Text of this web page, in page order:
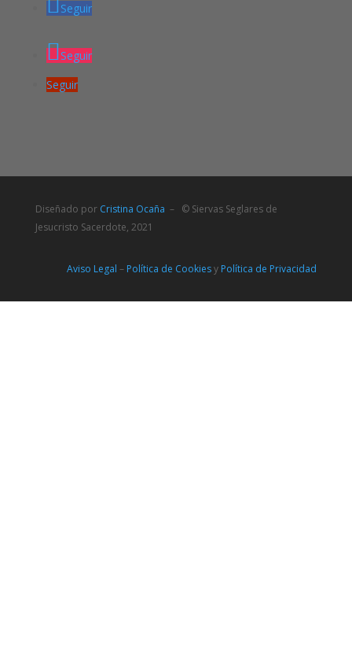
Seguir
Seguir
Seguir
Diseñado por Cristina Ocaña – © Siervas Seglares de
Jesucristo Sacerdote, 2021
Aviso Legal – Política de Cookiesy Política de Privacidad